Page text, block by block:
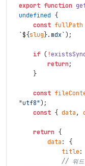
export function
undefined {
const fullPath
` ${slug }.mdx` ) ;
if ( !
return;
}
const
"utf8" ) ;
const { data ,
return {
data :
{
title :
// 워드